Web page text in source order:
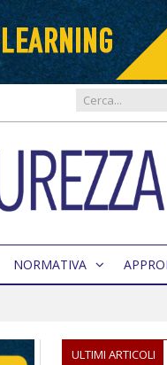
NORMATIVA
ULTIMI ARTICOLI